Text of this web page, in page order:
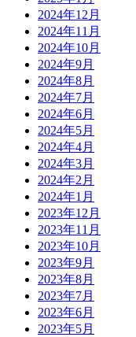
2024年12月
2024年11月
2024年10月
2024年9月
2024年8月
2024年7月
2024年6月
2024年5月
2024年4月
2024年3月
2024年2月
2024年1月
2023年12月
2023年11月
2023年10月
2023年9月
2023年8月
2023年7月
2023年6月
2023年5月